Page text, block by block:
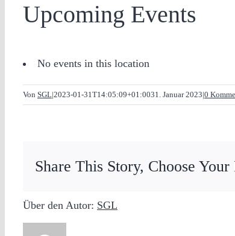
Upcoming Events
No events in this location
Von SGL|2023-01-31T14:05:09+01:0031. Januar 2023|0
Share This Story, Choose
Über den Autor: SGL